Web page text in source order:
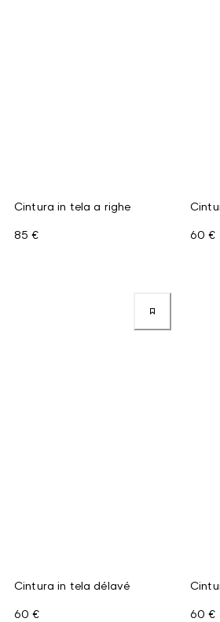
Cintura in tela a righe
85 € 60 €
Cintura in tela délavé
60 € 60 €